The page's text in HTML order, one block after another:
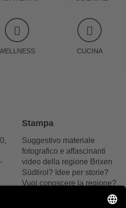
CUCINA
Stampa
Suggestivo materiale
fotografico e affascinanti
video della regione Brixen
Südtirol? Idee per storie?
Vuoi conoscere la regione?